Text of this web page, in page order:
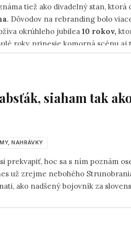
tiež ako divadelný stan,
. Dôvodov na rebranding bolo
okrúhleho jubilea 10 rokov,
roky, prinesie komorná scénu
rieky Moravy. Z celkového
bude mať pod palcom sobotný
siaham tak
NAHRÁVKY
prekvapiť, hoc sa s ním poznám
už zrejme nebohého
ako nadšený bojovník za